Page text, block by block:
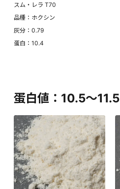
スム・レラ T70
品種：ホクシン
灰分：0.79
蛋白：10.4
蛋白値：10.5～11.5